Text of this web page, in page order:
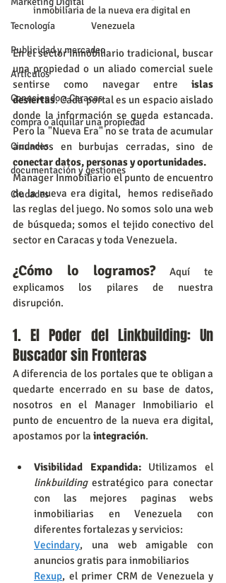
Tecnología
Publicidad y mercadeo
Artículos
Conociendo a Caracas
compra o alquilar una propiedad
Ciudades
documentación y gestiones
Ciudades
inmobiliaria de la nueva era digital en
Venezuela
En el sector inmobiliario tradicional, buscar
una propiedad o un aliado comercial suele
sentirse como navegar entre islas
desiertas. Cada portal es un espacio aislado
donde la información se queda estancada.
Pero la "Nueva Era" no se trata de acumular
conectar datos, personas y oportunidades.
Manager Inmobiliario el punto de encuentro
de la nueva era digital,  hemos rediseñado
las reglas del juego. No somos solo una web
de búsqueda; somos el tejido conectivo del
sector en Caracas y toda Venezuela.
¿Cómo lo logramos? Aquí te
explicamos los pilares de nuestra
disrupción.
1. El Poder del Linkbuilding: Un
Buscador sin Fronteras
A diferencia de los portales que te obligan a
quedarte encerrado en su base de datos,
nosotros en el Manager Inmobiliario el
punto de encuentro de la nueva era digital,
apostamos por la integración.
Visibilidad Expandida:
linkbuilding estratégico para conectar
con las mejores paginas webs
inmobiliarias en Venezuela con
diferentes fortalezas y servicios:
Vecindary, una web amigable con
anuncios gratis para inmobiliarios
Rexup, el primer CRM de Venezuela y